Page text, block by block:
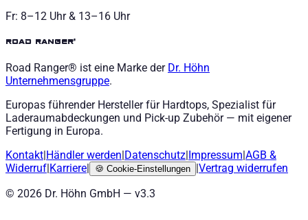
Fr: 8–12 Uhr & 13–16 Uhr
road ranger®
Road Ranger® ist eine Marke der Dr. Höhn
Unternehmensgruppe.
Europas führender Hersteller für Hardtops, Spezialist für
Laderaumabdeckungen und Pick-up Zubehör — mit eigener
Fertigung in Europa.
Kontakt Händler werden Datenschutz Impressum AGB &
Widerruf Karriere 🍪 Cookie-Einstellungen
Vertrag widerrufen
© 2026 Dr. Höhn GmbH — v3.3